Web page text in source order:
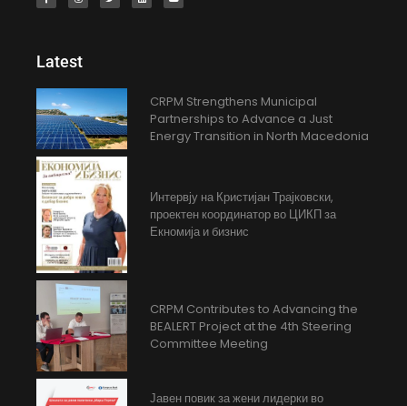
Latest
CRPM Strengthens Municipal
Partnerships to Advance a Just
Energy Transition in North Macedonia
Интервју на Кристијан Трајковски,
проектен координатор во ЦИКП за
Екномија и бизнис
CRPM Contributes to Advancing the
BEALERT Project at the 4th Steering
Committee Meeting
Јавен повик за жени лидерки во